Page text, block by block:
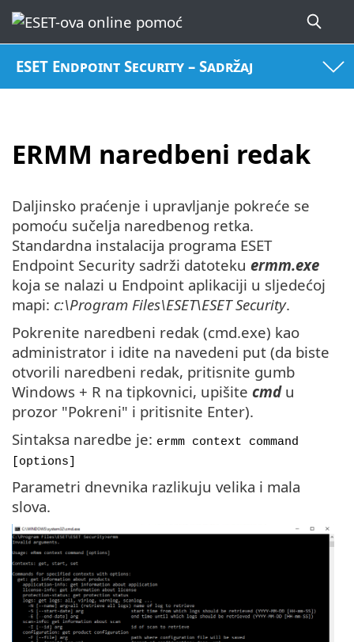
ESET Endpoint Security – Sadržaj
ERMM naredbeni redak
Daljinsko praćenje i upravljanje pokreće se
pomoću sučelja naredbenog retka.
Standardna instalacija programa ESET
Endpoint Security sadrži datoteku ermm.exe
koja se nalazi u Endpoint aplikaciji u sljedećoj
mapi: c:\Program Files\ESET\ESET Security.
Pokrenite naredbeni redak (cmd.exe) kao
administrator i idite na navedeni put (da biste
otvorili naredbeni redak, pritisnite gumb
Windows + R na tipkovnici, upišite cmdu
prozor "Pokreni" i pritisnite Enter).
Sintaksa naredbe je: ermm context command
[options]
Parametri dnevnika razlikuju velika i mala
slova.